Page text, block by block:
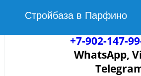
Стройбаза в Парфино
+7-902-147-
WhatsApp,